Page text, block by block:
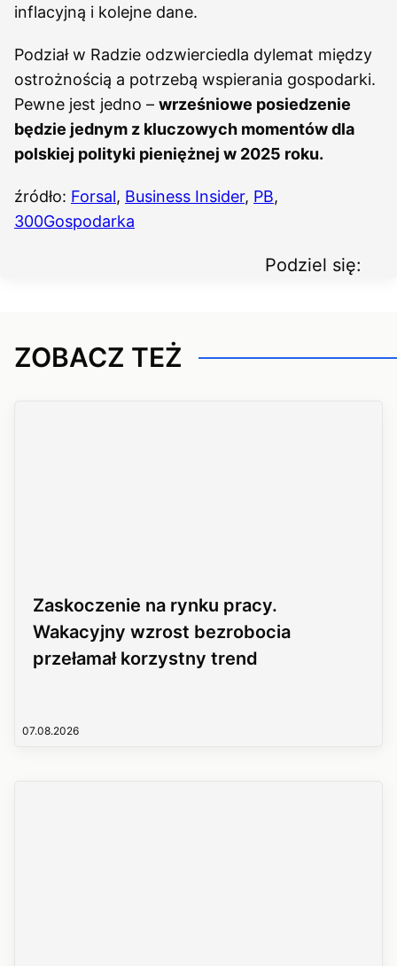
inflacyjną i kolejne dane.
Podział w Radzie odzwierciedla dylemat między
ostrożnością a potrzebą wspierania gospodarki.
Pewne jest jedno – wrześniowe posiedzenie
będzie jednym z kluczowych momentów dla
polskiej polityki pieniężnej w 2025 roku.
źródło: Forsal, Business Insider, PB,
300Gospodarka
Podziel się:
ZOBACZ TEŻ
Zaskoczenie na rynku pracy.
Wakacyjny wzrost bezrobocia
przełamał korzystny trend
07.08.2026